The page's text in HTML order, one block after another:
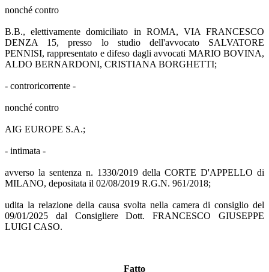
nonché contro
B.B., elettivamente domiciliato in ROMA, VIA FRANCESCO
DENZA 15, presso lo studio dell'avvocato SALVATORE
PENNISI, rappresentato e difeso dagli avvocati MARIO BOVINA,
ALDO BERNARDONI, CRISTIANA BORGHETTI;
- controricorrente -
nonché contro
AIG EUROPE S.A.;
- intimata -
avverso la sentenza n. 1330/2019 della CORTE D'APPELLO di
MILANO, depositata il 02/08/2019 R.G.N. 961/2018;
udita la relazione della causa svolta nella camera di consiglio del
09/01/2025 dal Consigliere Dott. FRANCESCO GIUSEPPE
LUIGI CASO.
Fatto